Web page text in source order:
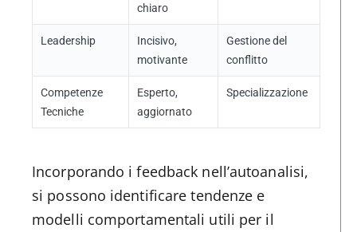
chiaro
Leadership
Incisivo,
motivante
Gestione del
conflitto
Competenze
Tecniche
Esperto,
aggiornato
Specializzazione
Incorporando i feedback nell’autoanalisi,
si possono identificare tendenze e
modelli comportamentali utili per il